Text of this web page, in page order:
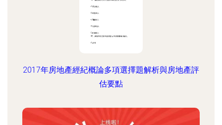
2017年房地產經紀概論多項選擇題解析與房地產評
估要點